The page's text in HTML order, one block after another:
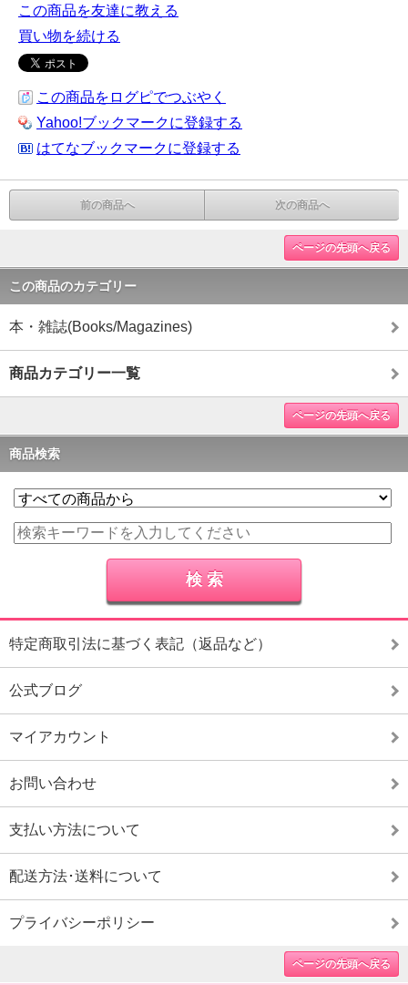
この商品を友達に教える
買い物を続ける
この商品をログピでつぶやく
Yahoo!ブックマークに登録する
はてなブックマークに登録する
前の商品へ 次の商品へ
ページの先頭へ戻る
この商品のカテゴリー
本・雑誌(Books/Magazines)
商品カテゴリー一覧
ページの先頭へ戻る
商品検索
特定商取引法に基づく表記（返品など）
公式ブログ
マイアカウント
お問い合わせ
支払い方法について
配送方法･送料について
プライバシーポリシー
ページの先頭へ戻る